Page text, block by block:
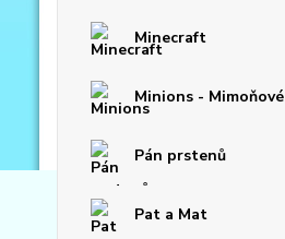
Minecraft
Minions - Mimoňové
Pán prstenů
Pat a Mat